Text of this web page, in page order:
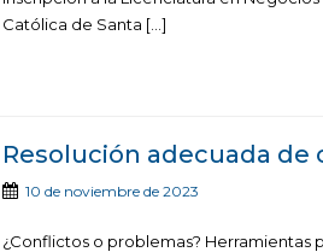
Católica de Santa […]
Resolución adecuada de
10 de noviembre de 2023
¿Conflictos o problemas? Herramientas